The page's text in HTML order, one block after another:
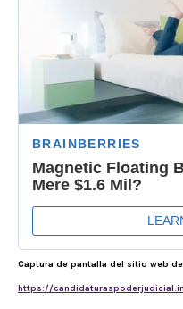
Captura de pantalla del sitio web
https://